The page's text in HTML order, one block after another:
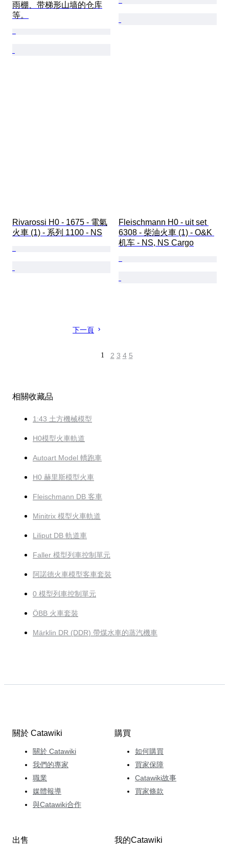
雨棚、带梯形山墙的仓库
等。
Rivarossi H0 - 1675 - 電氣
火車 (1) - 系列 1100 - NS
Fleischmann H0 - uit set
6308 - 柴油火車 (1) - O&K
机车 - NS, NS Cargo
下一頁
1 2 3 4 5
相關收藏品
1:43 土方機械模型
H0模型火車軌道
Autoart Model 轎跑車
H0 赫里斯模型火車
Fleischmann DB 客車
Minitrix 模型火車軌道
Liliput DB 軌道車
Faller 模型列車控制單元
阿諾德火車模型客車套裝
0 模型列車控制單元
ÖBB 火車套裝
Märklin DR (DDR) 帶煤水車的蒸汽機車
關於 Catawiki
關於 Catawiki
我們的專家
職業
媒體報導
與Catawiki合作
購買
如何購買
買家保障
Catawiki故事
買家條款
出售 我的Catawiki